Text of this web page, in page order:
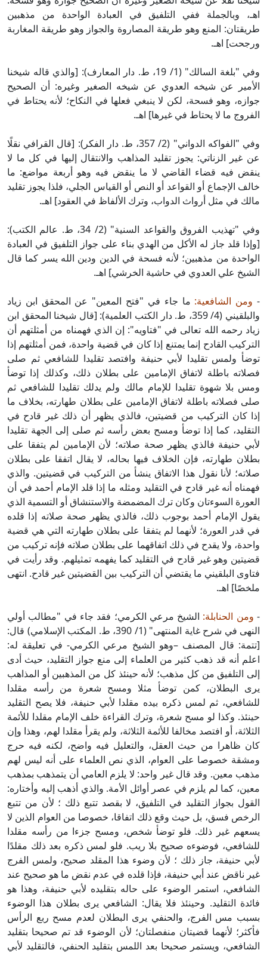
اهـ، وبالجملة ففي التلفيق في العبادة الواحدة من مذهبين
طريقتان: المنع وهو طريقة المصاروة والجواز وهو طريقة المغاربة
ورجحت] اهـ.
وفي "بلغة السالك" (1/ 19، ط. دار المعارف): [والذي قاله شيخنا
الأمير عن شيخه العدوي عن شيخه الصغير وغيره: أن الصحيح
جوازه، وهو فسحة، لكن لا ينبغي فعلها في النكاح؛ لأنه يحتاط في
الفروج ما لا يحتاط في غيرها] اهـ.
وفي "الفواكه الدواني" (2/ 357، ط. دار الفكر): [قال القرافي نقلًا
عن غير الزناتي: يجوز تقليد المذاهب والانتقال إليها في كل ما لا
ينقض فيه قضاء القاضي لا ما ينقض فيه وهو أربعة مواضع: ما
خالف الإجماع أو القواعد أو النص أو القياس الجلي، فلذا يجوز تقليد
مالك في مثل أرواث الدواب، وترك الألفاظ في العقود] اهـ.
وفي "تهذيب الفروق والقواعد السنية" (2/ 34، ط. عالم الكتب):
[وإذا قلد جاز له الأكل من الهدي بناء على جواز التلفيق في العبادة
الواحدة من مذهبين؛ لأنه فسحة في الدين ودين الله يسر كما قال
الشيخ علي العدوي في حاشية الخرشي] اهـ.
- ومن الشافعية: ما جاء في "فتح المعين" عن المحقق ابن زياد
والبلقيني (4/ 359، ط. دار الكتب العلمية): [قال شيخنا المحقق ابن
زياد رحمه الله تعالى في "فتاويه": إن الذي فهمناه من أمثلتهم أن
التركيب القادح إنما يمتنع إذا كان في قضية واحدة، فمن أمثلتهم إذا
توضأ ولمس تقليدا لأبي حنيفة وافتصد تقليدا للشافعي ثم صلى
فصلاته باطلة لاتفاق الإمامين على بطلان ذلك، وكذلك إذا توضأ
ومس بلا شهوة تقليدا للإمام مالك ولم يدلك تقليدا للشافعي ثم
صلى فصلاته باطلة لاتفاق الإمامين على بطلان طهارته، بخلاف ما
إذا كان التركيب من قضيتين، فالذي يظهر أن ذلك غير قادح في
التقليد، كما إذا توضأ ومسح بعض رأسه ثم صلى إلى الجهة تقليدا
لأبي حنيفة فالذي يظهر صحة صلاته؛ لأن الإمامين لم يتفقا على
بطلان طهارته، فإن الخلاف فيها بحاله، لا يقال اتفقا على بطلان
صلاته؛ لأنا نقول هذا الاتفاق ينشأ من التركيب في قضيتين. والذي
فهمناه أنه غير قادح في التقليد ومثله ما إذا قلد الإمام أحمد في أن
العورة السوءتان وكان ترك المضمضة والاستنشاق أو التسمية الذي
يقول الإمام أحمد بوجوب ذلك، فالذي يظهر صحة صلاته إذا قلده
في قدر العورة؛ لأنهما لم يتفقا على بطلان طهارته التي هي قضية
واحدة، ولا يقدح في ذلك اتفاقهما على بطلان صلاته فإنه تركيب من
قضيتين وهو غير قادح في التقليد كما يفهمه تمثيلهم. وقد رأيت في
فتاوى البلقيني ما يقتضي أن التركيب بين القضيتين غير قادح. انتهى
ملخصًا] اهـ.
- ومن الحنابلة: الشيخ مرعي الكرمي؛ فقد جاء في "مطالب أولي
النهى في شرح غاية المنتهى" (1/ 390، ط. المكتب الإسلامي) قال:
[تتمة: قال المصنف –وهو الشيخ مرعي الكرمي- في تعليقة له:
اعلم أنه قد ذهب كثير من العلماء إلى منع جواز التقليد، حيث أدى
إلى التلفيق من كل مذهب؛ لأنه حينئذ كل من المذهبين أو المذاهب
يرى البطلان، كمن توضأ مثلا ومسح شعرة من رأسه مقلدا
للشافعي، ثم لمس ذكره بيده مقلدا لأبي حنيفة، فلا يصح التقليد
حينئذ. وكذا لو مسح شعرة، وترك القراءة خلف الإمام مقلدا للأئمة
الثلاثة، أو افتصد مخالفا للأئمة الثلاثة، ولم يقرأ مقلدا لهم، وهذا وإن
كان ظاهرا من حيث العقل، والتعليل فيه واضح، لكنه فيه حرج
ومشقة خصوصا على العوام، الذي نص العلماء على أنه ليس لهم
مذهب معين. وقد قال غير واحد: لا يلزم العامي أن يتمذهب بمذهب
معين، كما لم يلزم في عصر أوائل الأمة. والذي أذهب إليه وأختاره:
القول بجواز التقليد في التلفيق، لا بقصد تتبع ذلك ؛ لأن من تتبع
الرخص فسق، بل حيث وقع ذلك اتفاقا، خصوصا من العوام الذين لا
يسعهم غير ذلك. فلو توضأ شخص، ومسح جزءا من رأسه مقلدا
للشافعي، فوضوءه صحيح بلا ريب. فلو لمس ذكره بعد ذلك مقلدًا
لأبي حنيفة، جاز ذلك ؛ لأن وضوء هذا المقلد صحيح، ولمس الفرج
غير ناقض عند أبي حنيفة، فإذا قلده في عدم نقض ما هو صحيح عند
الشافعي، استمر الوضوء على حاله بتقليده لأبي حنيفة، وهذا هو
فائدة التقليد. وحينئذ فلا يقال: الشافعي يرى بطلان هذا الوضوء
بسبب مس الفرج، والحنفي يرى البطلان لعدم مسح ربع الرأس
فأكثر؛ لأنهما قضيتان منفصلتان؛ لأن الوضوء قد تم صحيحا بتقليد
الشافعي، ويستمر صحيحا بعد اللمس بتقليد الحنفي، فالتقليد لأبي